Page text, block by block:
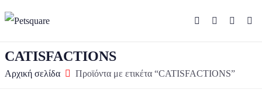
CATISFACTIONS
Αρχική σελίδα Προϊόντα με ετικέτα “CATISFACTIONS”